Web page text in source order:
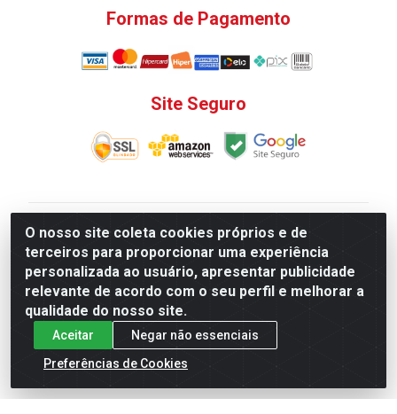
O nosso site coleta cookies próprios e de
terceiros para proporcionar uma experiência
personalizada ao usuário, apresentar publicidade
relevante de acordo com o seu perfil e melhorar a
qualidade do nosso site.
Aceitar
Negar não essenciais
Preferências de Cookies
Formas de Pagamento
Site Seguro
V. C. Ferragens LTDA - Rua do Matoso, 132 - Praça da
Bandeira, Rio de Janeiro/ RJ - CEP 20.270-135 - CNPJ
12.324.723/0001-25
Todas as regras de promoções, descontos, preços e
prazos de pagamento e entrega expostos aqui são
válidos apenas para compras via internet. Preços e
estoque sujeito a alterações sem aviso prévio.